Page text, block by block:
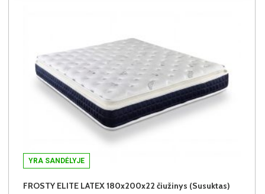
YRA SANDĖLYJE
FROSTY ELITE LATEX 180x200x22 čiužinys (Susuktas)